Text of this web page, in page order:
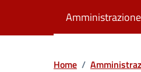
Amministrazione
Home /